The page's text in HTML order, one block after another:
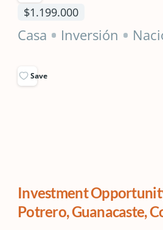
$1.199.000
Casa Inversión
Save
Investment
Potrero, Guanacaste,